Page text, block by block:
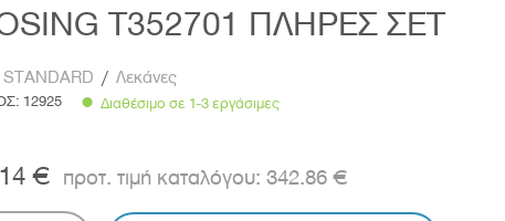
Παιδικά
T352701 ΠΛΗΡΕΣ ΣΕΤ
STANDARD / Λεκάνες
12925 Διαθέσιμο σε 1-3 εργάσιμες
€ 342.86 €